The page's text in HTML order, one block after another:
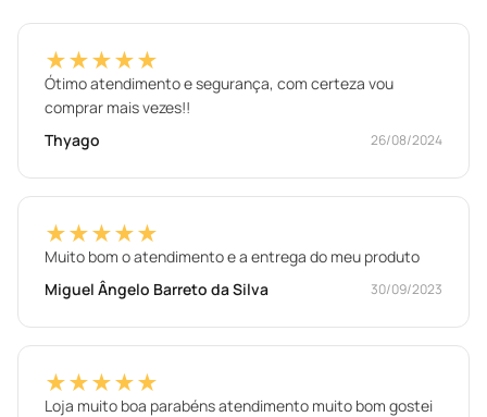
★★★★★
Ótimo atendimento e segurança, com certeza vou
comprar mais vezes!!
Thyago
26/08/2024
★★★★★
Muito bom o atendimento e a entrega do meu produto
Miguel Ângelo Barreto da Silva
30/09/2023
★★★★★
Loja muito boa parabéns atendimento muito bom gostei